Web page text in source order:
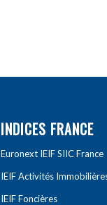
INDICES FRANCE
Euronext IEIF SIIC France
IEIF Activités
IEIF Foncières